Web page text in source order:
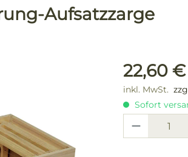
Aufsatzzarge
Regulärer
22,60 €
inkl. MwSt.
Sofort